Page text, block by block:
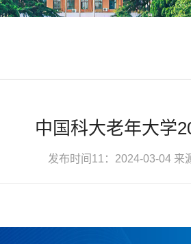
中国科大老年大学
发布时间11：2024-03-04 来